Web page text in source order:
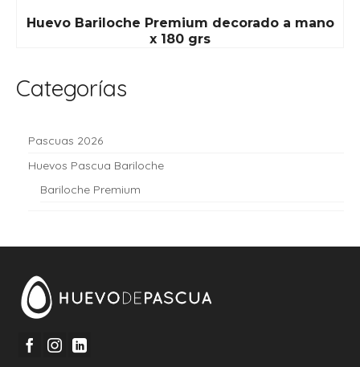
Huevo Bariloche Premium decorado a mano
x 180 grs
Categorías
Pascuas 2026
Huevos Pascua Bariloche
Bariloche Premium